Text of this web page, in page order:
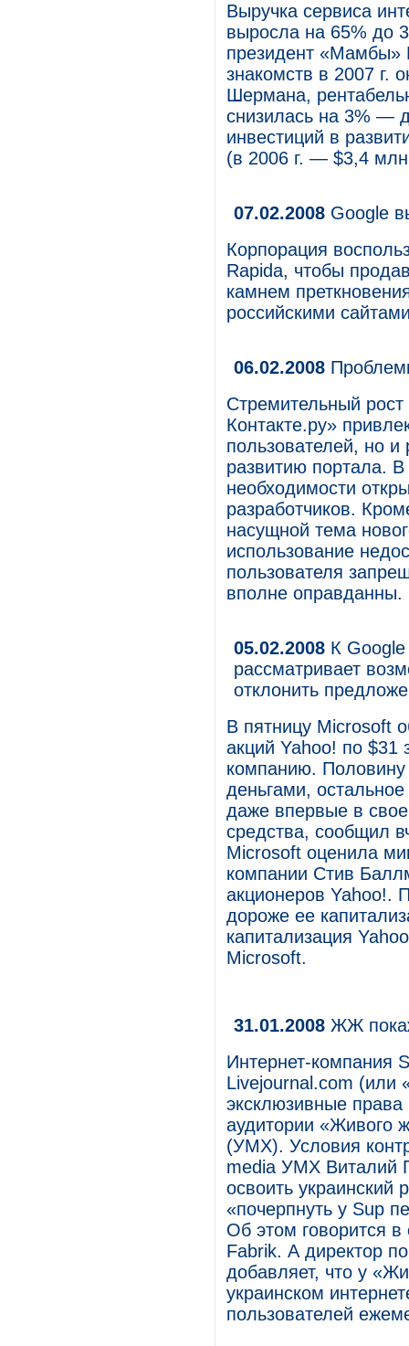
Выручка сервиса
выросла на 65% до
президент «Мамбы»
знакомств в 2007 г.
Шермана,
снизилась на 3% —
инвестиций в
(в 2006 г. — $3,4
07.02.2008 Google
Корпорация
Rapida, чтобы
камнем
российскими
06.02.2008
Стремительный
Контакте.ру»
пользователей, но
развитию портала.
необходимости
разработчиков.
насущной тема
использование
пользователя
вполне оправданны.
05.02.2008 К
рассматривает
отклонить
В пятницу Microsoft
акций Yahoo! по $31
компанию.
деньгами,
даже впервые в
средства, сообщил
Microsoft оценила
компании Стив
акционеров Yahoo!.
дороже ее
капитализация
Microsoft.
31.01.2008 ЖЖ
Интернет-компания
Livejournal.com
эксклюзивные
аудитории «Живого
(УМХ). Условия
media УМХ Виталий
освоить украинский
«почерпнуть у Sup
Об этом говорится
Fabrik. А директор
добавляет, что у
украинском
пользователей